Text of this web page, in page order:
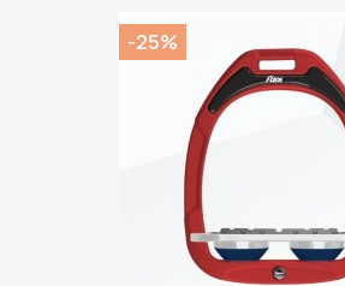
-25%